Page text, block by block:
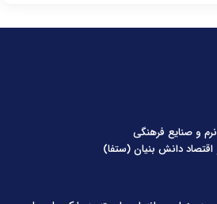
و صنایع فرهنگی
دانش بنیان (ستفا)